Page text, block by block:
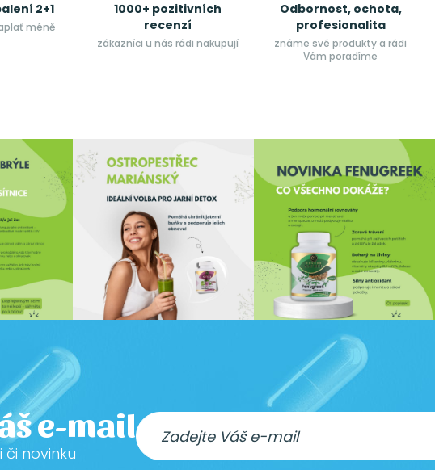
2+1
méně
1000+ pozitivních
recenzí
zákazníci u nás rádi nakupují
Odbornost, ochota,
profesionalita
známe své produkty a rádi
Vám poradíme
e-mail
novinku